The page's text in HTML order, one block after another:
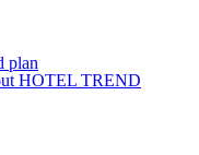
plan
HOTEL TREND